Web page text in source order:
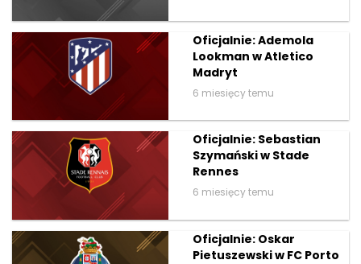
Oficjalnie: Ademola
Lookman w Atletico
Madryt
6 miesięcy temu
Oficjalnie: Sebastian
Szymański w Stade
Rennes
6 miesięcy temu
Oficjalnie: Oskar
Pietuszewski w FC Porto